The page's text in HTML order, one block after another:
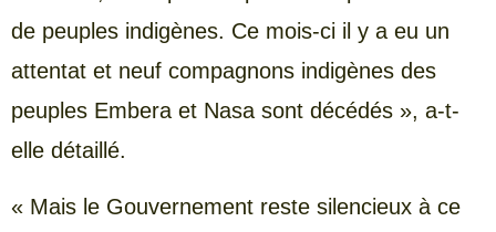
de peuples indigènes. Ce mois-ci il y a eu un
attentat et neuf compagnons indigènes des
peuples Embera et Nasa sont décédés », a-t-
elle détaillé.
« Mais le Gouvernement reste silencieux à ce